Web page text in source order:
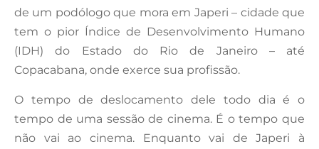
de um podólogo que mora em Japeri – cidade que
tem o pior Índice de Desenvolvimento Humano
(IDH) do Estado do Rio de Janeiro – até
Copacabana, onde exerce sua profissão.
O tempo de deslocamento dele todo dia é o
tempo de uma sessão de cinema. É o tempo que
não vai ao cinema. Enquanto vai de Japeri à